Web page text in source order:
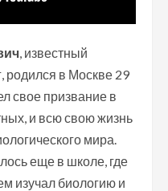
, известный
родился в Москве 29
свое призвание в
и всю свою жизнь
мира.
еще в школе, где
изучал биологию и